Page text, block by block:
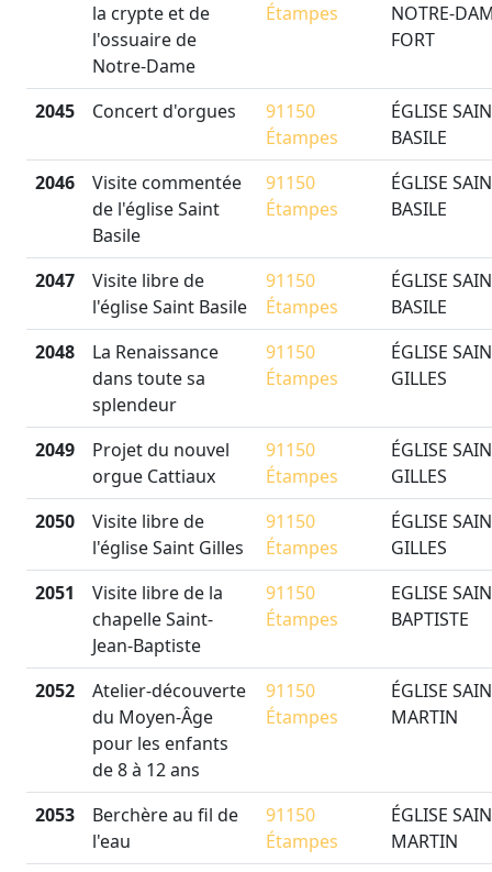
la crypte et de
l'ossuaire de
Notre-Dame
Étampes
NOTRE-
FORT
2045 Concert d'orgues
91150
Étampes
ÉGLISE
BASILE
2046
Visite commentée
de l'église Saint
Basile
91150
Étampes
ÉGLISE
BASILE
2047
Visite libre de
l'église Saint Basile
91150
Étampes
ÉGLISE
BASILE
2048
La Renaissance
dans toute sa
splendeur
91150
Étampes
ÉGLISE
GILLES
2049
Projet du nouvel
orgue Cattiaux
91150
Étampes
ÉGLISE
GILLES
2050
Visite libre de
l'église Saint Gilles
91150
Étampes
ÉGLISE
GILLES
2051
Visite libre de la
chapelle Saint-
Jean-Baptiste
91150
Étampes
EGLISE
BAPTISTE
2052
Atelier-découverte
du Moyen-Âge
pour les enfants
de 8 à 12 ans
91150
Étampes
ÉGLISE
MARTIN
2053
Berchère au fil de
l'eau
91150
Étampes
ÉGLISE
MARTIN